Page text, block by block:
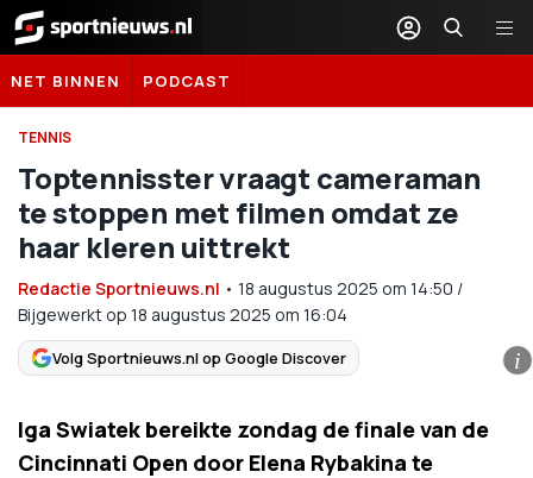
Sportnieuws.nl
NET BINNEN PODCAST
TENNIS
Toptennisster vraagt cameraman
te stoppen met filmen omdat ze
haar kleren uittrekt
Redactie Sportnieuws.nl • 18 augustus 2025 om 14:50 /
Bijgewerkt op 18 augustus 2025 om 16:04
Volg Sportnieuws.nl op Google Discover i
Iga Swiatek bereikte zondag de finale van de
Cincinnati Open door Elena Rybakina te